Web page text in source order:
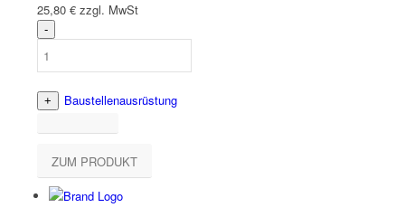
Bau­stellen­aus­rüstung
25,80 € zzgl. MwSt
ZUM PRODUKT